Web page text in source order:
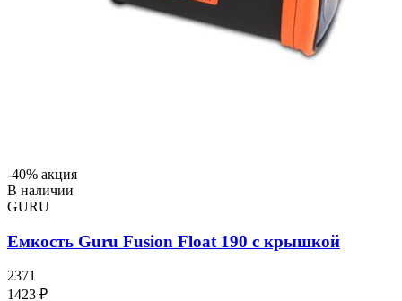
-40% акция
В наличии
GURU
Емкость Guru Fusion Float 190 с крышкой
2371
1423 ₽